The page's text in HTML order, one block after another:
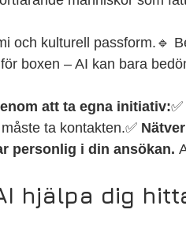
och kulturell passform.🔹
boxen – AI kan bara
att ta egna initiativ:✅
ta kontakten.✅
personlig i din ansökan.
hjälpa dig